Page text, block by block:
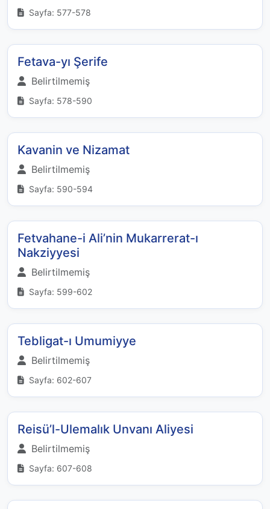
Sayfa: 577-578
Fetava-yı Şerife
Belirtilmemiş
Sayfa: 578-590
Kavanin ve Nizamat
Belirtilmemiş
Sayfa: 590-594
Fetvahane-i Ali’nin Mukarrerat-ı
Nakziyyesi
Belirtilmemiş
Sayfa: 599-602
Tebligat-ı Umumiyye
Belirtilmemiş
Sayfa: 602-607
Reisü’l-Ulemalık Unvanı Aliyesi
Belirtilmemiş
Sayfa: 607-608